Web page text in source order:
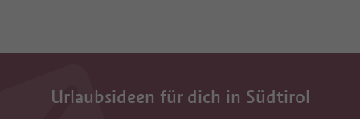
Urlaubsideen für dich in Südtirol